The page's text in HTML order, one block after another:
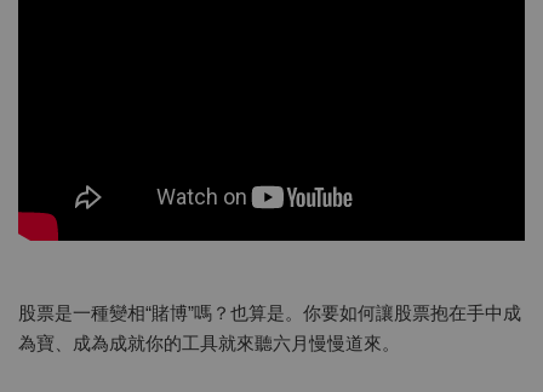
股票是一種變相“賭博”嗎？也算是。你要如何讓股票抱在手中成
為寶、成為成就你的工具就來聽六月慢慢道來。